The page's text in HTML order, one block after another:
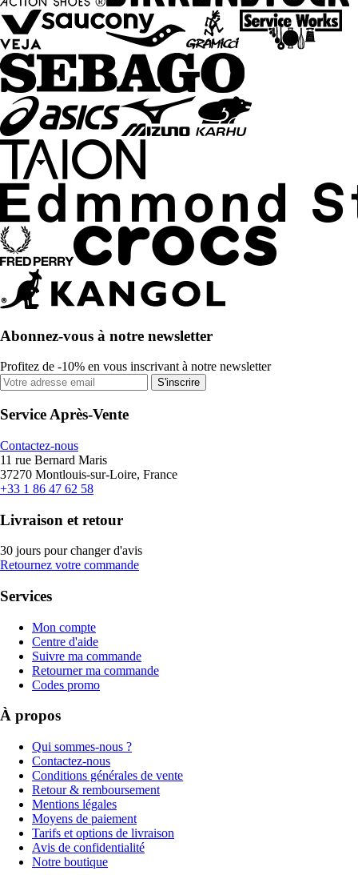
Abonnez-vous à notre newsletter
Profitez de -10% en vous inscrivant à notre newsletter
S'inscrire
Service Après-Vente
Contactez-nous
11 rue Bernard Maris
37270 Montlouis-sur-Loire, France
+33 1 86 47 62 58
Livraison et retour
30 jours pour changer d'avis
Retournez votre commande
Services
Mon compte
Centre d'aide
Suivre ma commande
Retourner ma commande
Codes promo
À propos
Qui sommes-nous ?
Contactez-nous
Conditions générales de vente
Retour & remboursement
Mentions légales
Moyens de paiement
Tarifs et options de livraison
Avis de confidentialité
Notre boutique